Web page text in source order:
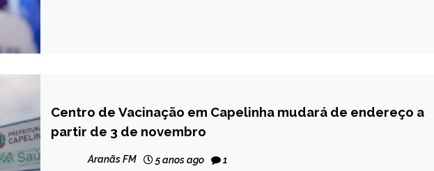
CAPELINHA
NOTÍCIAS
Centro de Vacinação em Capelinha mudará de endereço a
partir de 3 de novembro
Aranãs FM 5 anos ago 1